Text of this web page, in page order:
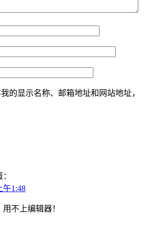
的显示名称、邮箱地址和网站地址，
午1:48
不上编辑器！